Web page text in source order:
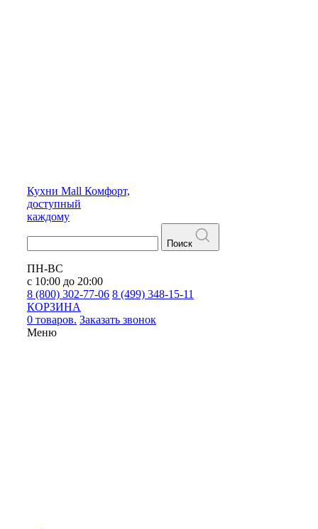
Кухни Mall Комфорт,
доступный
каждому
Поиск
ПН-ВС
с 10:00 до 20:00
8 (800) 302-77-06 8 (499) 348-15-11
КОРЗИНА
0 товаров. Заказать звонок
Меню